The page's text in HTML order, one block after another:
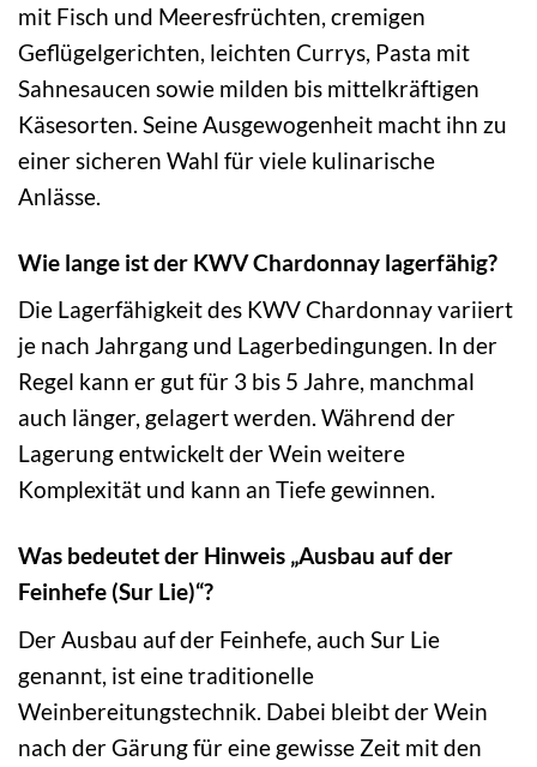
mit Fisch und Meeresfrüchten, cremigen
Geflügelgerichten, leichten Currys, Pasta mit
Sahnesaucen sowie milden bis mittelkräftigen
Käsesorten. Seine Ausgewogenheit macht ihn zu
einer sicheren Wahl für viele kulinarische
Anlässe.
Wie lange ist der KWV Chardonnay lagerfähig?
Die Lagerfähigkeit des KWV Chardonnay variiert
je nach Jahrgang und Lagerbedingungen. In der
Regel kann er gut für 3 bis 5 Jahre, manchmal
auch länger, gelagert werden. Während der
Lagerung entwickelt der Wein weitere
Komplexität und kann an Tiefe gewinnen.
Was bedeutet der Hinweis „Ausbau auf der
Feinhefe (Sur Lie)“?
Der Ausbau auf der Feinhefe, auch Sur Lie
genannt, ist eine traditionelle
Weinbereitungstechnik. Dabei bleibt der Wein
nach der Gärung für eine gewisse Zeit mit den